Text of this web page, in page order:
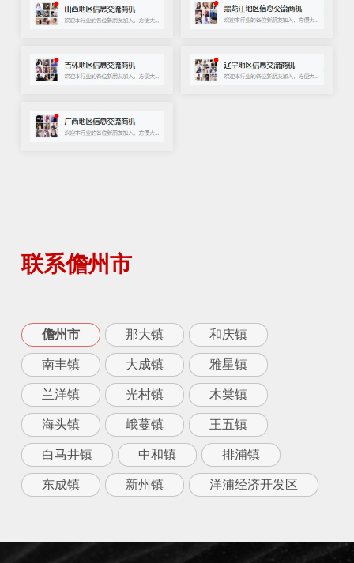
联系儋州市
儋州市 那大镇 和庆镇
南丰镇 大成镇 雅星镇
兰洋镇 光村镇 木棠镇
海头镇 峨蔓镇 王五镇
白马井镇 中和镇 排浦镇
东成镇 新州镇 洋浦经济开发区